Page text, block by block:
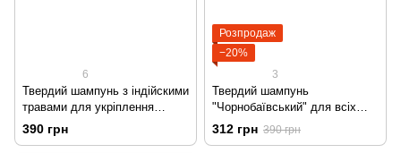
6
Твердий шампунь з індійскими
травами для укріплення
волосся
390 грн
Розпродаж
−20%
3
Твердий шампунь
"Чорнобаївський" для всіх
типів волосся, від лупи для
життєвої сили, 80г
312 грн 390 грн